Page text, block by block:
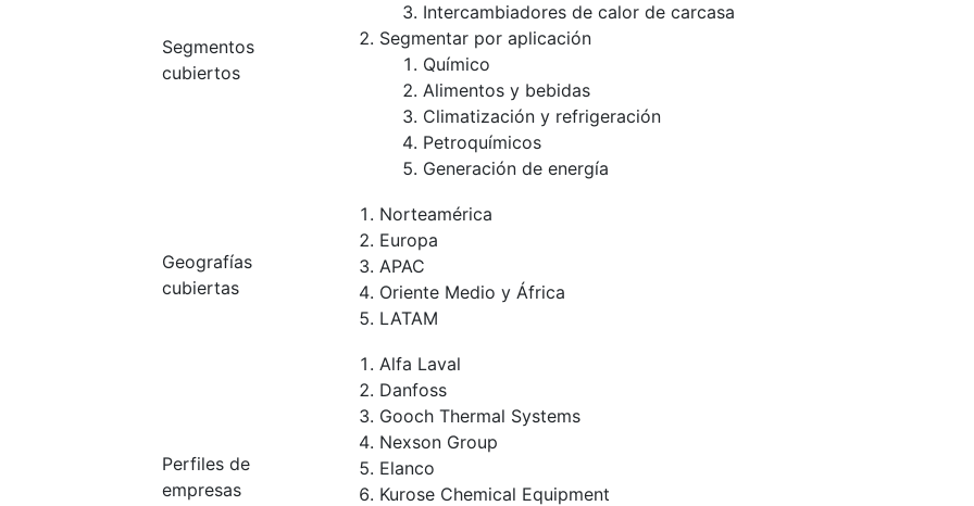
Segmentos
cubiertos
Intercambiadores de calor de carcasa
Segmentar por aplicación
Químico
Alimentos y bebidas
Climatización y refrigeración
Petroquímicos
Generación de energía
Geografías
cubiertas
Norteamérica
Europa
APAC
Oriente Medio y África
LATAM
Perfiles de
empresas
Alfa Laval
Danfoss
Gooch Thermal Systems
Nexson Group
Elanco
Kurose Chemical Equipment